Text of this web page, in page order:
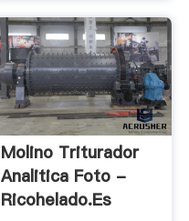
Molino Triturador
Analitica Foto -
Ricohelado.es